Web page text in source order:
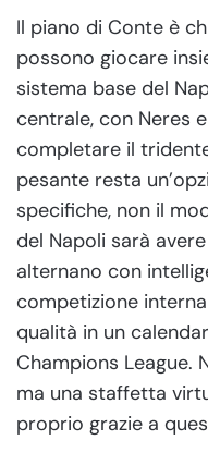
Il piano di Conte è
possono giocare
sistema base del
centrale, con Neres
completare il
pesante resta
specifiche, non il
del Napoli sarà
alternano con
competizione
qualità in un
Champions League.
ma una staffetta
proprio grazie a